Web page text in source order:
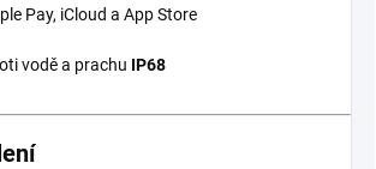
Pay, iCloud a App Store
vodě a prachu IP68